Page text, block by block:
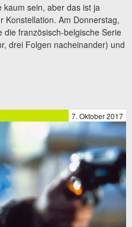
kaum sein, aber das ist ja
Konstellation. Am Donnerstag,
französisch-belgische Serie
drei Folgen nacheinander) und
7. Oktober 2017